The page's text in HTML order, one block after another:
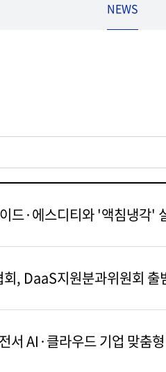
NEWS
드·에스디티와 '액침냉각'
, DaaS지원분과위원회 출
서 AI·클라우드 기업 맞춤